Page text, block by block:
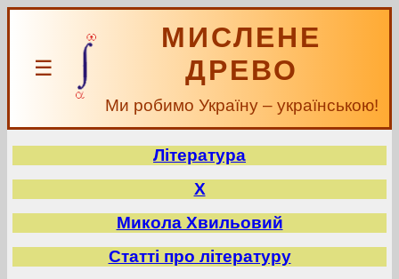
☰
МИСЛЕНЕ
ДРЕВО
Ми робимо Україну – українською!
Література
Х
Микола Хвильовий
Статті про літературу